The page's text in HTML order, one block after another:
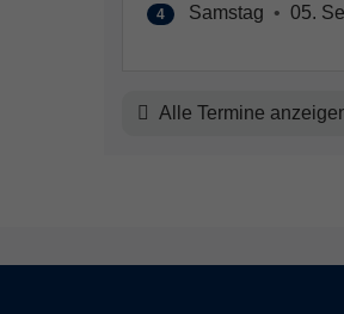
4 Samstag • 05.
Alle Termine